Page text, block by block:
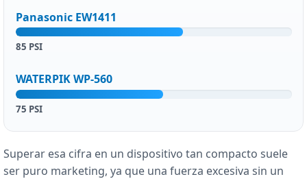
Panasonic EW1411
85 PSI
WATERPIK WP-560
75 PSI
Superar esa cifra en un dispositivo tan compacto suele
ser puro marketing, ya que una fuerza excesiva sin un